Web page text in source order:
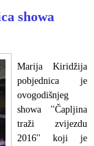
showa
Marija Kiridžija
pobjednica je
ovogodišnjeg
showa ''Čapljina
traži zvijezdu
2016'' koji je